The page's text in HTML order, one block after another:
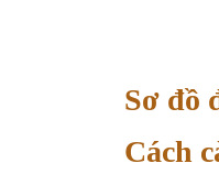
Sơ đồ
Cách